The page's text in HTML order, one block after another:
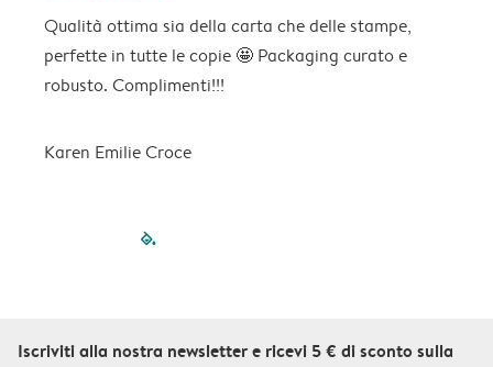
Qualità ottima sia della carta che delle stampe,
perfette in tutte le copie 🤩 Packaging curato e
robusto. Complimenti!!!
Karen Emilie Croce
filled-pagination
Iscriviti alla nostra newsletter e ricevi 5 € di sconto sulla